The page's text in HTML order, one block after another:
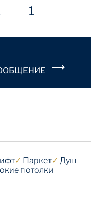
1
✓ Паркет✓ Душ
потолки